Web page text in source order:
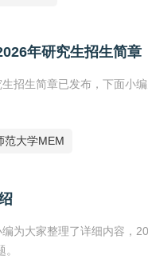
年研究生招生简章
招生简章已发布，下面小
范大学MEM
为大家整理了详细内容，